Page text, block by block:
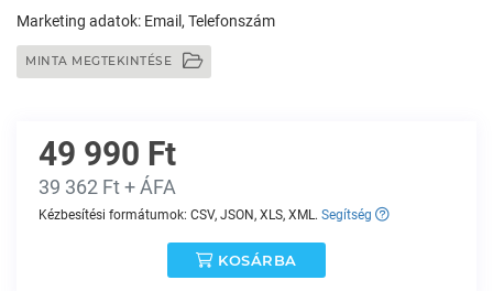
Marketing adatok: Email, Telefonszám
MINTA MEGTEKINTÉSE
49 990 Ft
39 362 Ft + ÁFA
Kézbesítési formátumok: CSV, JSON, XLS, XML. Segítség
KOSÁRBA